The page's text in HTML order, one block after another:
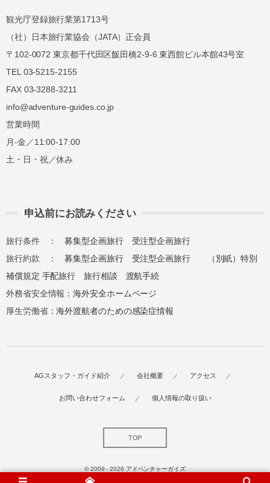
観光庁登録旅行業第1713号
（社）日本旅行業協会（JATA）正会員
〒102-0072 東京都千代田区飯田橋2-9-6 東西館ビル本館43号室
TEL 03-5215-2155
FAX 03-3288-3211
info@adventure-guides.co.jp
営業時間
月-金／11:00-17:00
土・日・祝／休み
申込前にお読みください
旅行条件 ：募集型企画旅行
受注型企画旅行
旅行約款 ：募集型企画旅行 受注型企画旅行
（別紙）特別
補償規定 手配旅行 旅行相談
渡航手続
外務省安全情報：海外安全ホームページ
厚生労働省：海外渡航者のための感染症情報
AGスタッフ・ガイド紹介 会社概要 アクセス
お問い合わせフォーム 個人情報の取り扱い
TOP
© 2009 - 2026 アドベンチャーガイズ